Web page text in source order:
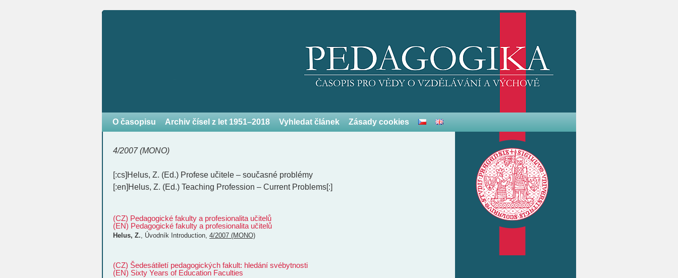
O časopisu Archiv čísel z let 1951–2018 Vyhledat článek Zásady cookies
4/2007 (MONO)
[:cs]Helus, Z. (Ed.) Profese učitele – současné problémy
[:en]Helus, Z. (Ed.) Teaching Profession – Current Problems[:]
(CZ) Pedagogické fakulty a profesionalita učitelů
(EN) Pedagogické fakulty a profesionalita učitelů
Helus, Z., Úvodník Introduction, 4/2007 (MONO)
(CZ) Šedesátiletí pedagogických fakult: hledání svébytnosti
(EN) Sixty Years of Education Faculties